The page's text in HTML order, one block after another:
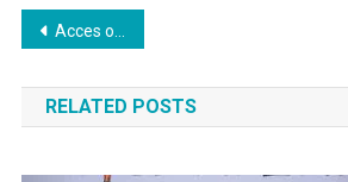
Navigare
în
articole
Acces online gratuit la consultații medicale, extins la 18 spitale ale Primăriei Capitalei
RELATED POSTS